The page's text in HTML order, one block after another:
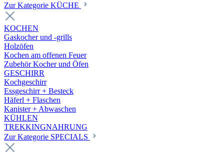
Zur Kategorie KÜCHE
KOCHEN
Gaskocher und -grills
Holzöfen
Kochen am offenen Feuer
Zubehör Kocher und Öfen
GESCHIRR
Kochgeschirr
Essgeschirr + Besteck
Häferl + Flaschen
Kanister + Abwaschen
KÜHLEN
TREKKINGNAHRUNG
Zur Kategorie SPECIALS